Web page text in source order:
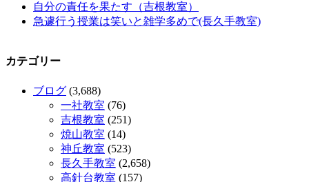
自分の責任を果たす（吉根教室）
急遽行う授業は笑いと雑学多めで(長久手教室)
カテゴリー
ブログ (3,688)
一社教室 (76)
吉根教室 (251)
焼山教室 (14)
神丘教室 (523)
長久手教室 (2,658)
高針台教室 (157)